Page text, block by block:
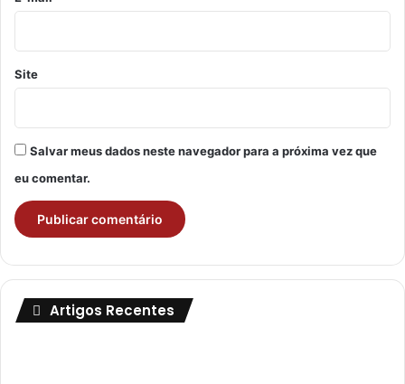
Site
Salvar meus dados neste navegador para a próxima vez que
eu comentar.
Artigos Recentes